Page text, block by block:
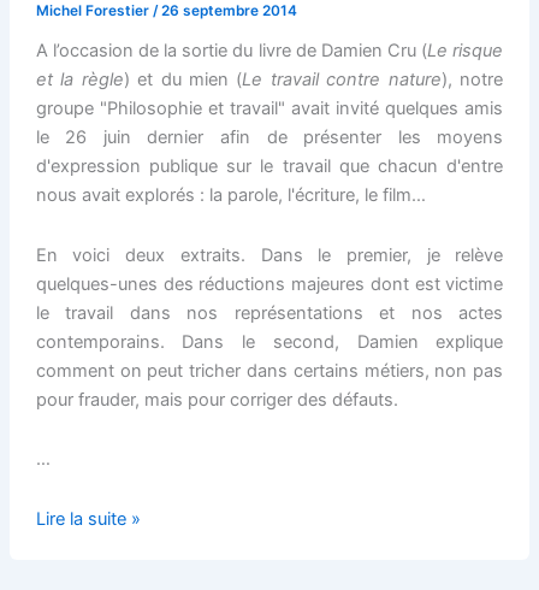
d’Universités
Michel Forestier /26 septembre 2014
A l’occasion de la sortie du livre de Damien Cru (Lerisque
et la règle) et du mien (Le travail contre nature), notre
groupe "Philosophie et travail" avait invité quelques amis
le 26 juin dernier afin de présenter les moyens
d'expression publique sur le travail que chacun d'entre
nous avait explorés : la parole, l'écriture, le film…
En voici deux extraits. Dans le premier, je relève
quelques-unes des réductions majeures dont est victime
le travail dans nos représentations et nos actes
contemporains. Dans le second, Damien explique
comment on peut tricher dans certains métiers, non pas
pour frauder, mais pour corriger des défauts.
…
Dire
Lire la suite »